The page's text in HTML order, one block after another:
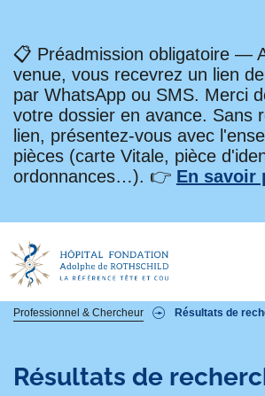
📋 Préadmission obligatoire —
venue, vous recevrez un lien
par WhatsApp ou SMS. Merci
votre dossier en avance. Sans
lien, présentez-vous avec
pièces (carte Vitale, pièce
ordonnances…). 👉 En savoir
Fil
d'Ariane
Professionnel & Chercheur Résultats de
Résultats de